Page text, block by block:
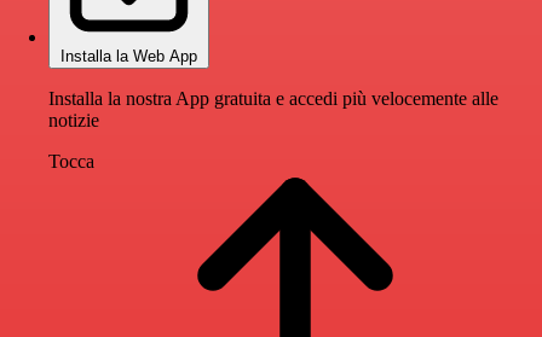
Installa la Web App
Installa la nostra App gratuita e accedi più velocemente alle
notizie
Tocca